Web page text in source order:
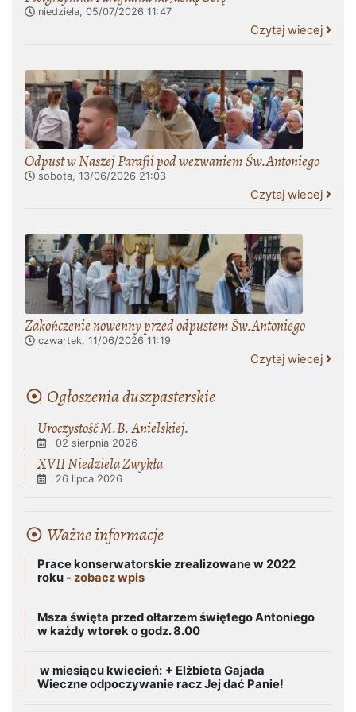
niedziela, 05/07/2026 11:47
Czytaj wiecej
Odpust w Naszej Parafii pod wezwaniem Św.Antoniego
sobota, 13/06/2026 21:03
Czytaj wiecej
Zakończenie nowenny przed odpustem Św.Antoniego
czwartek, 11/06/2026 11:19
Czytaj wiecej
Ogłoszenia duszpasterskie
Uroczystość M.B. Anielskiej.
02 sierpnia 2026
XVII Niedziela Zwykła
26 lipca 2026
Ważne informacje
Prace konserwatorskie zrealizowane w 2022
roku - zobacz wpis
Msza święta przed ołtarzem świętego Antoniego
w każdy wtorek o godz. 8.00
w miesiącu kwiecień: + Elżbieta Gajada
Wieczne odpoczywanie racz Jej dać Panie!